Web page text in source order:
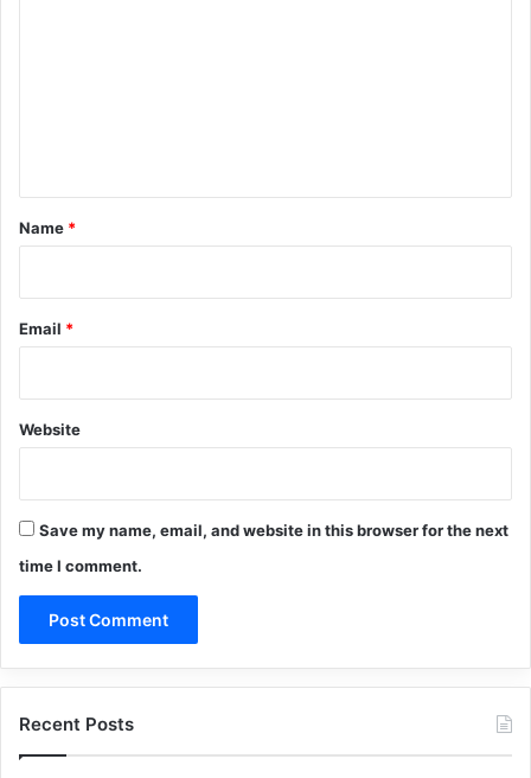
*
Name *
Email *
Website
Save my name, email, and website in this browser for the next
time I comment.
Recent Posts